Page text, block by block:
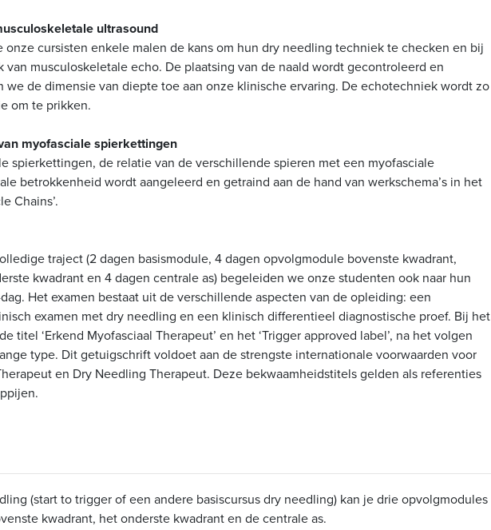
ultrasound
cursisten enkele malen de kans om hun dry needling techniek te checken en bij
musculoskeletale echo. De plaatsing van de naald wordt gecontroleerd en
we de dimensie van diepte toe aan onze klinische ervaring. De echotechniek wordt zo
om te prikken.
myofasciale spierkettingen
spierkettingen, de relatie van de verschillende spieren met een myofasciale
betrokkenheid wordt aangeleerd en getraind aan de hand van werkschema’s in het
Chains’.
traject (2 dagen basismodule, 4 dagen opvolgmodule bovenste kwadrant,
kwadrant en 4 dagen centrale as) begeleiden we onze studenten ook naar hun
Het examen bestaat uit de verschillende aspecten van de opleiding: een
examen met dry needling en een klinisch differentieel diagnostische proef. Bij het
titel ‘Erkend Myofasciaal Therapeut’ en het ‘Trigger approved label’, na het volgen
type. Dit getuigschrift voldoet aan de strengste internationale voorwaarden voor
en Dry Needling Therapeut. Deze bekwaamheidstitels gelden als referenties
(start to trigger of een andere basiscursus dry needling) kan je drie opvolgmodules
kwadrant, het onderste kwadrant en de centrale as.